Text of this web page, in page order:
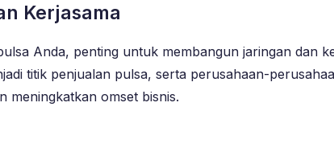
Kerjasama
Anda, penting untuk membangun jaringan dan
titik penjualan pulsa, serta perusahaan-
meningkatkan omset bisnis.